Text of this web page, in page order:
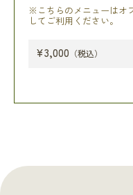
※こちらのメニューはオ
してご利用ください。
¥3,000 （税込）